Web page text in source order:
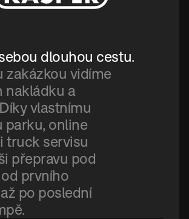
dlouhou cestu.
zakázkou vidíme
nakládku a
vlastnímu
parku, online
truck servisu
přepravu pod
prvního
po poslední